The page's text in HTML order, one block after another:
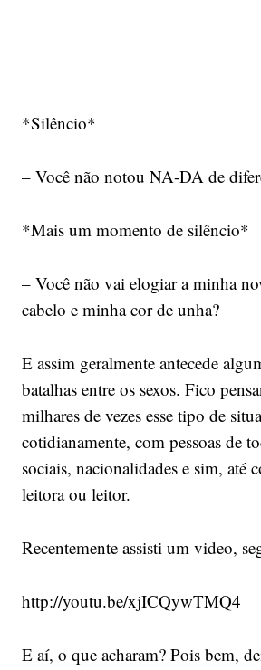
*Silêncio*
– Você não notou NA-DA de
*Mais um momento de silêncio*
– Você não vai elogiar a minha
cabelo e minha cor de unha?
E assim geralmente antecede
batalhas entre os sexos. Fico
milhares de vezes esse tipo de
cotidianamente, com pessoas de
sociais, nacionalidades e sim, até
leitora ou leitor.
Recentemente assisti um video,
http://youtu.be/xjICQywTMQ4
E aí, o que acharam? Pois bem,